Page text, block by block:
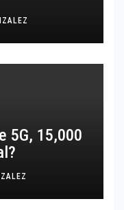
5G, 15,000